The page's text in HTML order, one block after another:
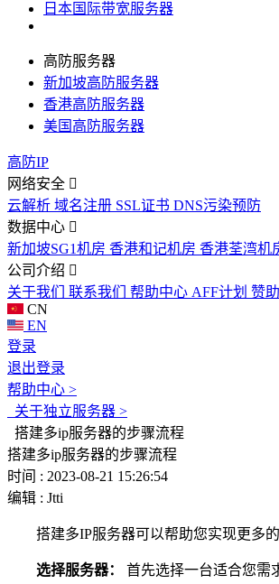
日本国际带宽服务器
高防服务器
新加坡高防服务器
香港高防服务器
美国高防服务器
高防IP
网络安全
云解析 域名注册 SSL证书 DNS污染预防
数据中心
新加坡SG1机房 香港和记机房 香港荃湾机
公司介绍
关于我们 联系我们 帮助中心 AFF计划 赞
CN
EN
登录
退出登录
帮助中心 >
关于独立服务器 >
搭建多ip服务器的步骤流程
搭建多ip服务器的步骤流程
时间 : 2023-08-21 15:26:54
编辑 : Jtti
搭建多IP服务器可以帮助您实现更多的
选择服务器： 首先选择一台适合您需